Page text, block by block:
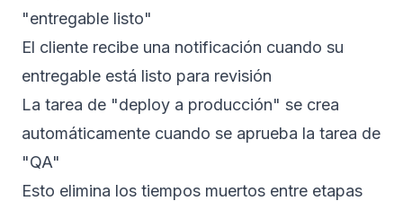
"entregable listo"
El cliente recibe una notificación cuando su
entregable está listo para revisión
La tarea de "deploy a producción" se crea
automáticamente cuando se aprueba la tarea de
"QA"
Esto elimina los tiempos muertos entre etapas